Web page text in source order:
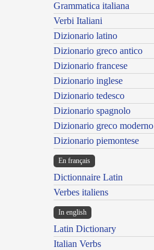
Grammatica italiana
Verbi Italiani
Dizionario latino
Dizionario greco antico
Dizionario francese
Dizionario inglese
Dizionario tedesco
Dizionario spagnolo
Dizionario greco moderno
Dizionario piemontese
En français
Dictionnaire Latin
Verbes italiens
In english
Latin Dictionary
Italian Verbs